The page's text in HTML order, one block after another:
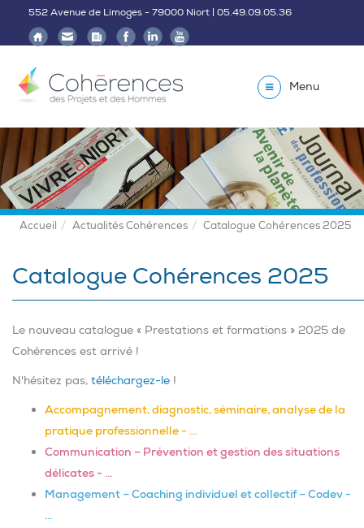
552 Avenue de Limoges - 79000 Niort | 05.49.09.05.36
Menu
Accueil Actualités Cohérences Catalogue Cohérences 2025
Catalogue Cohérences 2025
Le nouveau catalogue « Prestations et formations » 2025 de
Cohérences est arrivé !
N'hésitez pas, téléchargez-le !
Accompagnement, diagnostic, séminaire, analyse de la
pratique professionnelle - ...
Communication – Prévention et gestion des situations
délicates - …
Management – Coaching individuel et collectif – Codev -
…